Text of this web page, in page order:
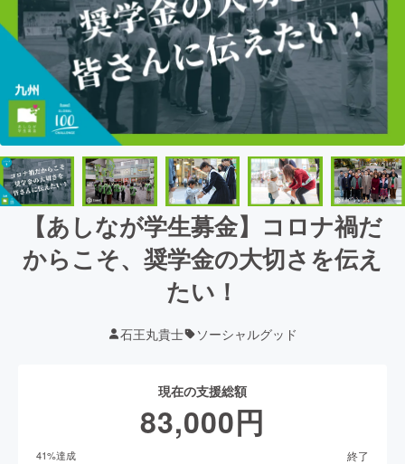
【あしなが学生募金】コロナ禍だ
からこそ、奨学金の大切さを伝え
たい！
石王丸貴士 ソーシャルグッド
現在の支援総額
83,000円
41%達成 終了